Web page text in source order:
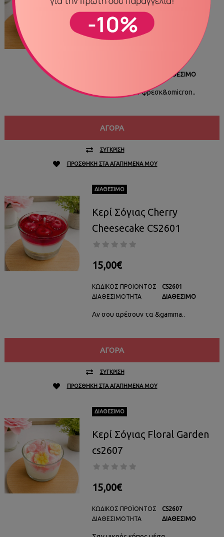
Cookies CS2602
15,00€
ΔΙΑΘΈΣΙΜΟ
Η μυρωδιά από φρεσκ&omicron..
ΑΓΟΡΆ
ΣΎΓΚΡΙΣΗ
ΠΡΟΣΘΉΚΗ ΣΤΑ ΑΓΑΠΗΜΈΝΑ ΜΟΥ
ΔΙΑΘΈΣΙΜΟ
Κερί Σόγιας Cherry
Cheesecake CS2601
15,00€
ΚΩΔΙΚΌΣ ΠΡΟΪΌΝΤΟΣ
ΔΙΑΘΕΣΙΜΌΤΗΤΑ
CS2601
ΔΙΑΘΈΣΙΜΟ
Αν σου αρέσουν τα &gamma..
ΑΓΟΡΆ
ΣΎΓΚΡΙΣΗ
ΠΡΟΣΘΉΚΗ ΣΤΑ ΑΓΑΠΗΜΈΝΑ ΜΟΥ
ΔΙΑΘΈΣΙΜΟ
Κερί Σόγιας Floral Garden
cs2607
15,00€
ΚΩΔΙΚΌΣ ΠΡΟΪΌΝΤΟΣ
ΔΙΑΘΕΣΙΜΌΤΗΤΑ
CS2607
ΔΙΑΘΈΣΙΜΟ